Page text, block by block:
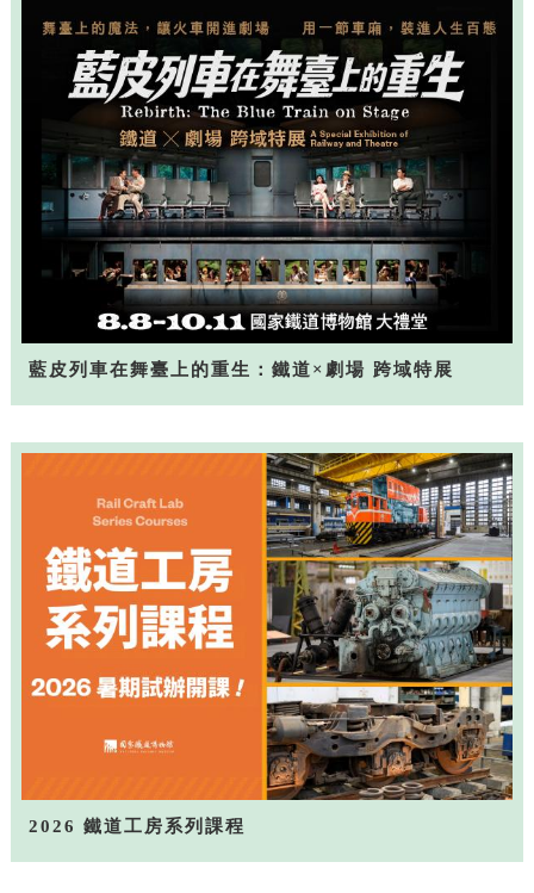
藍皮列車在舞臺上的重生：鐵道×劇場 跨域特展
2026 鐵道工房系列課程